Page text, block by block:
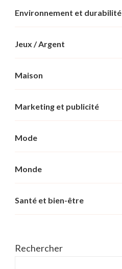
Environnement et durabilité
Jeux / Argent
Maison
Marketing et publicité
Mode
Monde
Santé et bien-être
Rechercher